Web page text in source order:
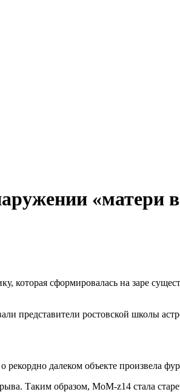
«матери
которая сформировалась на заре
представители ростовской школы
далеком объекте произвела
Таким образом, MoM-z14 стала